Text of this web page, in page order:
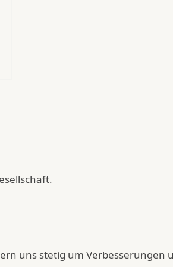
uns stetig um Verbesserungen